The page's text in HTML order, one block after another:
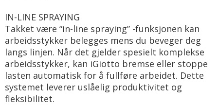
IN-LINE SPRAYING
Takket være “in-line spraying” -funksjonen kan
arbeidsstykker belegges mens du beveger deg
langs linjen. Når det gjelder spesielt komplekse
arbeidsstykker, kan iGiotto bremse eller stoppe
lasten automatisk for å fullføre arbeidet. Dette
systemet leverer uslåelig produktivitet og
fleksibilitet.